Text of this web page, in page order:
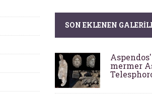
SON EKLENEN
mermer